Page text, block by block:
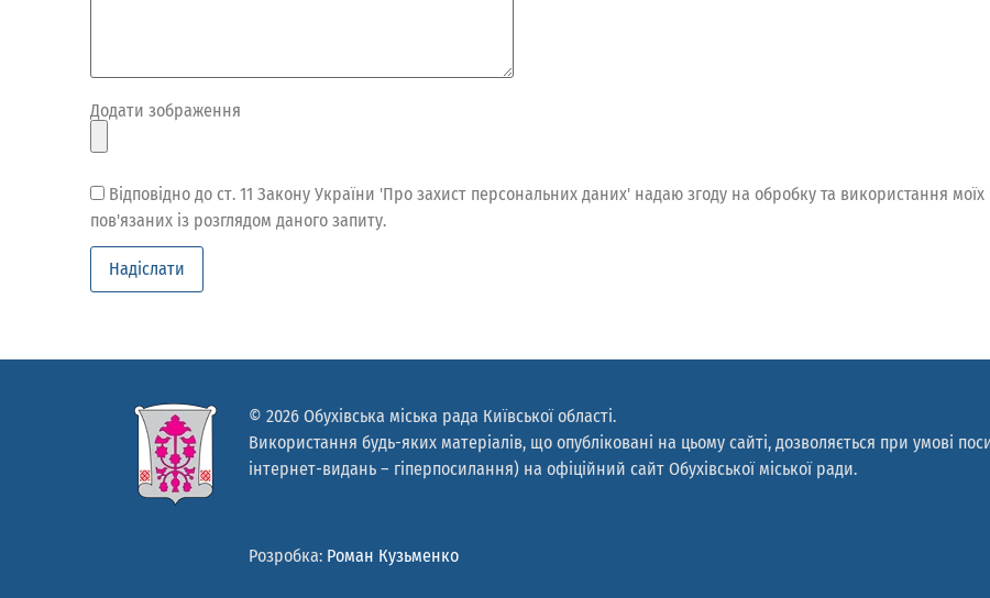
Додати зображення
Відповідно до ст. 11 Закону України 'Про захист персональних даних' надаю згоду на обробку та використання
пов'язаних із розглядом даного запиту.
© 2026 Обухівська міська рада Київської області.
Використання будь-яких матеріалів, що опубліковані на цьому сайті, дозволяється при умові
інтернет-видань – гіперпосилання) на офіційний сайт Обухівської міської ради.
Розробка: Роман Кузьменко